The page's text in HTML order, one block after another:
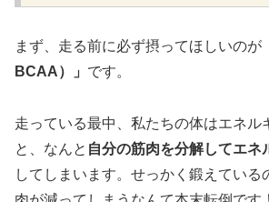
まず、走る前に必ず摂ってほしいのが
BCAA）」 です。
走っている最中、私たちの体はエネル
と、なんと 自分の筋肉を分解してエネ
してしまいます。せっかく鍛えている